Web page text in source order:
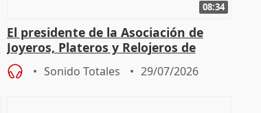
08:34
El presidente de la Asociación de
Joyeros, Plateros y Relojeros de
Córdoba celebra la IGP
Sonido Totales 29/07/2026